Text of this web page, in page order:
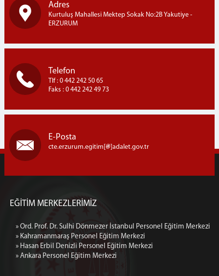
Adres
Kurtuluş Mahallesi Mektep Sokak No:2B Yakutiye -
ERZURUM
Telefon
Tlf : 0 442 242 50 65
Faks : 0 442 242 49 73
E-Posta
cte.erzurum.egitim[ ]adalet.gov.tr
EĞİTİM MERKEZLERİMİZ
» Ord. Prof. Dr. Sulhi Dönmezer İstanbul Personel Eğitim Merkezi
» Kahramanmaraş Personel Eğitim Merkezi
» Hasan Erbil Denizli Personel Eğitim Merkezi
» Ankara Personel Eğitim Merkezi